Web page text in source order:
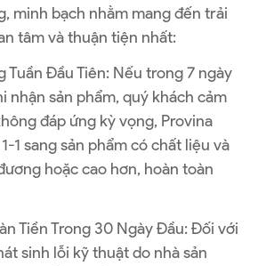
minh bạch nhằm mang đến trải
tâm và thuận tiện nhất:
Tuần Đầu Tiên: Nếu trong 7 ngày
nhận sản phẩm, quý khách cảm
đáp ứng kỳ vọng, Provina
1 sang sản phẩm có chất liệu và
hoặc cao hơn, hoàn toàn
Tiền Trong 30 Ngày Đầu: Đối với
sinh lỗi kỹ thuật do nhà sản